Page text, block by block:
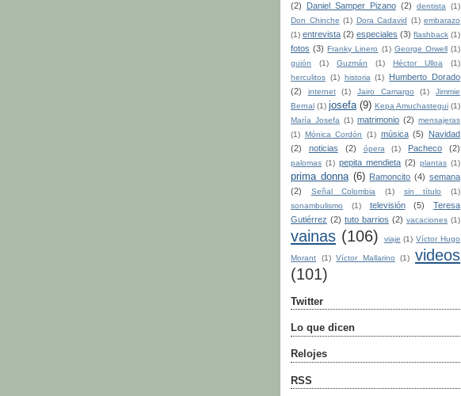
(2)
Daniel Samper Pizano (2) dentista
(1)
Don Chinche (1) Dora Cadavid (1) embarazo
(1) entrevista (2) especiales (3) flashback (1)
fotos (3) Franky Linero (1) George Orwell (1)
guión
(1) Guzmán (1) Héctor Ulloa
(1)
herculitos (1) historia (1)
Humberto Dorado
(2)
internet (1) Jairo Camargo (1)
Jimmie
Bernal (1) josefa (9) Kepa Amuchastegui (1)
María Josefa (1) matrimonio (2) mensajeras
(1) Mónica Cordón (1) música (5)
Navidad
(2)
noticias (2) ópera (1) Pacheco (2)
palomas (1) pepita mendieta (2) plantas (1)
prima donna (6) Ramoncito (4) semana
(2)
Señal Colombia (1) sin título
(1)
sonambulismo
(1) televisión (5)
Teresa
Gutiérrez (2) tuto barrios (2) vacaciones (1)
vainas (106) viaje (1) Víctor Hugo
Morant (1) Víctor Mallarino (1)
videos
(101)
Twitter
Lo que dicen
Relojes
RSS